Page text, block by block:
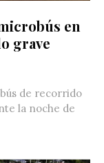
en
grave
de recorrido
la noche de